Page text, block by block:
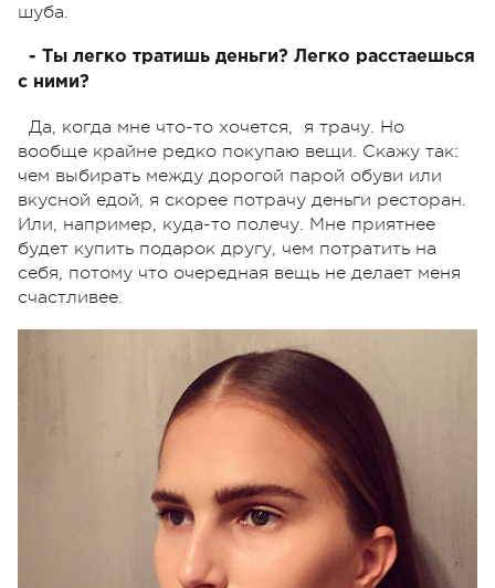
шуба.
- Ты легко тратишь деньги? Легко расстаешься
с ними?
Да, когда мне что-то хочется, я трачу. Но
вообще крайне редко покупаю вещи. Скажу так:
чем выбирать между дорогой парой обуви или
вкусной едой, я скорее потрачу деньги ресторан.
Или, например, куда-то полечу. Мне приятнее
будет купить подарок другу, чем потратить на
себя, потому что очередная вещь не делает меня
счастливее.